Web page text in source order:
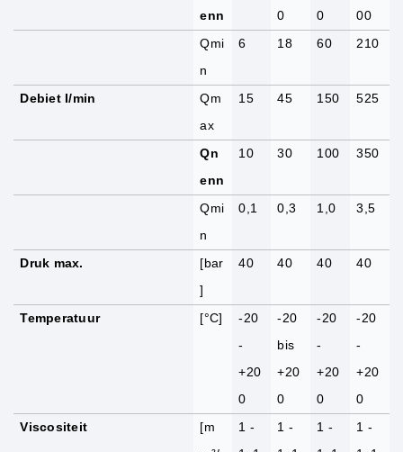
enn
0
0
00
Qmi
n
6 18 60 210
Debiet I/min
Qm
ax
15 45 150 525
Qn
enn
10 30 100 350
Qmi
n
0,1 0,3 1,0 3,5
Druk max.
[bar
]
40 40 40 40
Temperatuur [°C]
-20
-
+20
0
-20
bis
+20
0
-20
-
+20
0
-20
-
+20
0
Viscositeit
[m
1 -
1 -
1 -
1 -